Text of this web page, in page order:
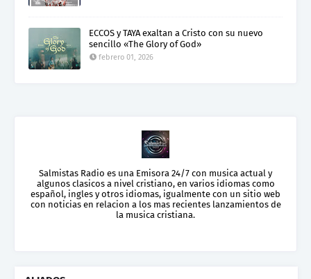
ECCOS y TAYA exaltan a Cristo con su nuevo
sencillo «The Glory of God»
febrero 01, 2026
Salmistas Radio es una Emisora 24/7 con musica actual y
algunos clasicos a nivel cristiano, en varios idiomas como
español, ingles y otros idiomas, igualmente con un sitio web
con noticias en relacion a los mas recientes lanzamientos de
la musica cristiana.